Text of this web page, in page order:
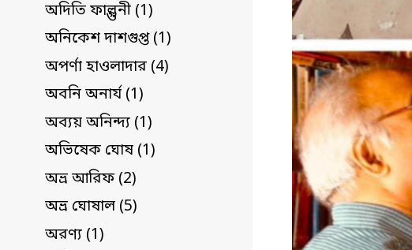
অদিতি ফাল্গুনী (1)
অনিকেশ দাশগুপ্ত (1)
অপর্ণা হাওলাদার (4)
অবনি অনার্য (1)
অব্যয় অনিন্দ্য (1)
অভিষেক ঘোষ (1)
অভ্র আরিফ (2)
অভ্র ঘোষাল (5)
অরণ্য (1)